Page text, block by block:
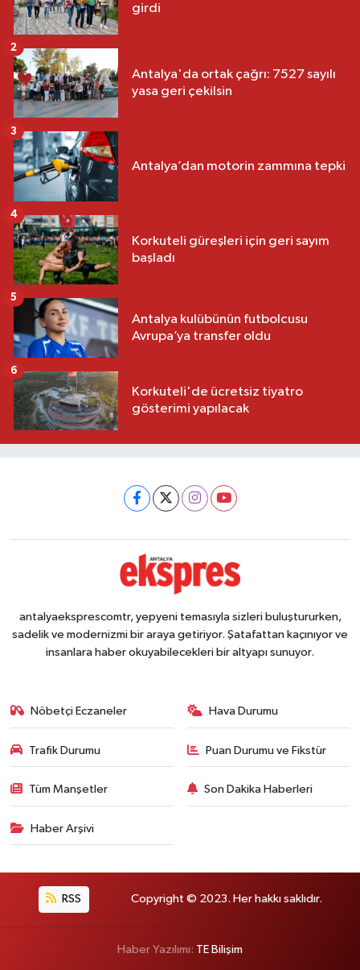
girdi
Antalya'da ortak çağrı: 7527 sayılı
yasa geri çekilsin
2
Antalya’dan motorin zammına tepki
3
Korkuteli güreşleri için geri sayım
başladı
4
Antalya kulübünün futbolcusu
Avrupa’ya transfer oldu
5
Korkuteli'de ücretsiz tiyatro
gösterimi yapılacak
6
antalyaeksprescomtr, yepyeni temasıyla sizleri buluştururken,
sadelik ve modernizmi bir araya getiriyor. Şatafattan kaçınıyor ve
insanlara haber okuyabilecekleri bir altyapı sunuyor.
Nöbetçi Eczaneler Hava Durumu
Trafik Durumu Puan Durumu ve Fikstür
Tüm Manşetler Son Dakika Haberleri
Haber Arşivi
RSS Copyright © 2023. Her hakkı saklıdır.
Haber Yazılımı: TE Bilişim